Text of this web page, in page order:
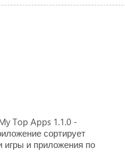
Top Apps 1.1.0 -
сортирует
игры и приложения по